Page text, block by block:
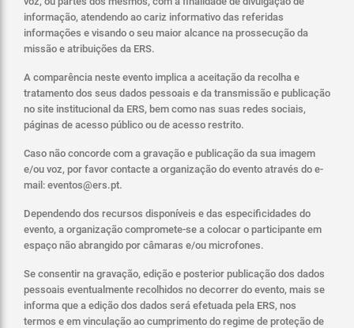
informação, atendendo ao cariz informativo das referidas
informações e visando o seu maior alcance na prossecução da
missão e atribuições da ERS.
A comparência neste evento implica a aceitação da recolha e
tratamento dos seus dados pessoais e da transmissão e publicação
no site institucional da ERS, bem como nas suas redes sociais,
páginas de acesso público ou de acesso restrito.
Caso não concorde com a gravação e publicação da sua imagem
e/ou voz, por favor contacte a organização do evento através do e-
mail: eventos@ers.pt.
Dependendo dos recursos disponíveis e das especificidades do
evento, a organização compromete-se a colocar o participante em
espaço não abrangido por câmaras e/ou microfones.
Se consentir na gravação, edição e posterior publicação dos dados
pessoais eventualmente recolhidos no decorrer do evento, mais se
informa que a edição dos dados será efetuada pela ERS, nos
termos e em vinculação ao cumprimento do regime de proteção de